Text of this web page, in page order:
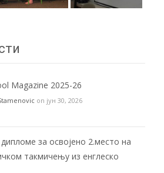
Magazine 2025-26
on јун 30, 2026
за освојено 2.место на
такмичењу из енглеско